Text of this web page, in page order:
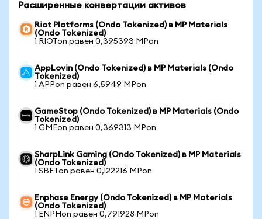
Расширенные конвертации активов
Riot Platforms (Ondo Tokenized) в MP Materials
(Ondo Tokenized)
1 RIOTon равен 0,395393 MPon
AppLovin (Ondo Tokenized) в MP Materials (Ondo
Tokenized)
1 APPon равен 6,5949 MPon
GameStop (Ondo Tokenized) в MP Materials (Ondo
Tokenized)
1 GMEon равен 0,369313 MPon
SharpLink Gaming (Ondo Tokenized) в MP Materials
(Ondo Tokenized)
1 SBETon равен 0,122216 MPon
Enphase Energy (Ondo Tokenized) в MP Materials
(Ondo Tokenized)
1 ENPHon равен 0,791928 MPon